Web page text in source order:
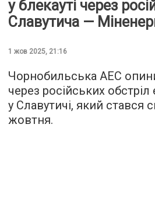
у блекауті через
Славутича —
1 жов 2025, 21:16
Чорнобильська АЕС
через російських обстріл
у Славутичі, який стався
жовтня.